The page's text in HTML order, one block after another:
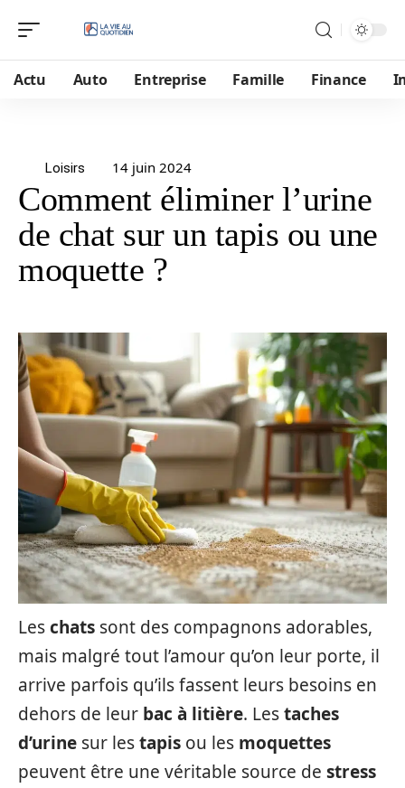
Actu Auto Entreprise Famille Finance
Loisirs 14 juin 2024
Comment éliminer l’urine
de chat sur un tapis ou une
moquette ?
Leschats sont des compagnons adorables,
mais malgré tout l’amour qu’on leur porte, il
arrive parfois qu’ils fassent leurs besoins en
dehors de leur bac à litière. Lestaches
d’urine sur lestapis ou les moquettes
peuvent être une véritable source de stress